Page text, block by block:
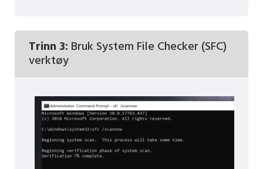
Trinn 3: Bruk System File Checker (SFC)
verktøy